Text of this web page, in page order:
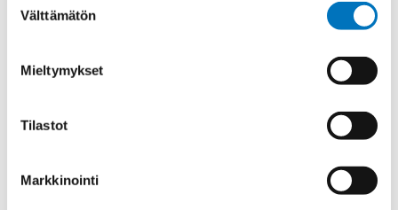
valinta
Välttämätön
Mieltymykset
Tilastot
Markkinointi
[Mm]
24
GL;NEMA;Bahnzulassung;cUL
Kaapelille Mm
7 - 12 mm
[Mm]
12
NBR